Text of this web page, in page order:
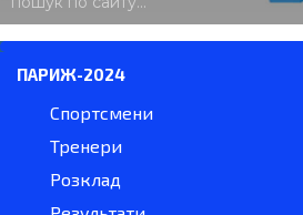
по
ПАРИЖ-2024
Спортсмени
Тренери
Розклад